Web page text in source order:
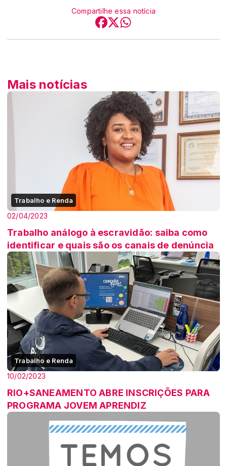
Compartilhe essa notícia
Mais notícias
Trabalho e Renda
02/04/2023
Trabalho análogo à escravidão: saiba como
identificar e quais são os canais de denúncia
Trabalho e Renda
10/02/2023
RIO+SANEAMENTO ABRE INSCRIÇÕES PARA
PROGRAMA JOVEM APRENDIZ